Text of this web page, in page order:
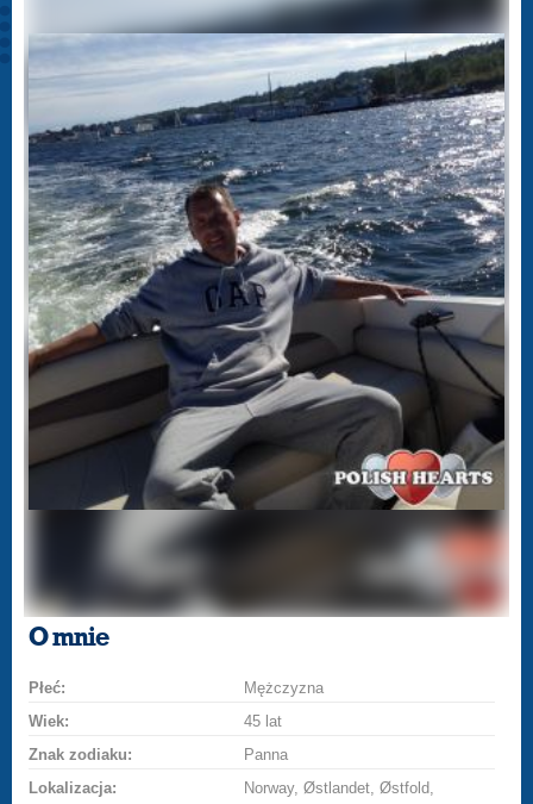
O mnie
Płeć:
Mężczyzna
Wiek:
45 lat
Znak zodiaku:
Panna
Lokalizacja:
Norway, Østlandet, Østfold,